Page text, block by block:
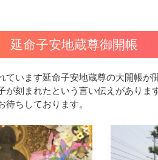
命子安地蔵尊御開帳
います延命子安地蔵尊の大開帳が
刻まれたという言い伝えがあります
ちしております。